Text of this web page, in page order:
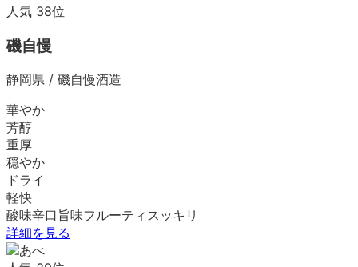
人気 38位
磯自慢
静岡県 / 磯自慢酒造
華やか
芳醇
重厚
穏やか
ドライ
軽快
酸味辛口 旨味フルーティ スッキリ
詳細を見る